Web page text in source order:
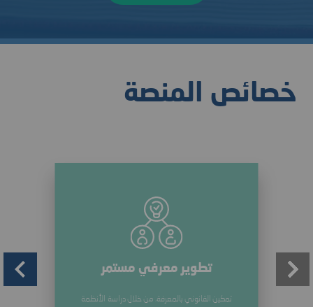
خصائص المنصة
تطوير معرفي مستمر
تمكين القانوني بالمعرفة، من خلال دراسة الأنظمة